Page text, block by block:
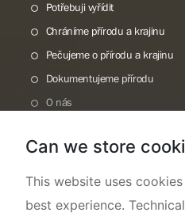
Potřebuji vyřídit
Chráníme přírodu a krajinu
Pečujeme o přírodu a krajinu
Dokumentujeme přírodu
O nás
Can we store
This website uses
best experience.